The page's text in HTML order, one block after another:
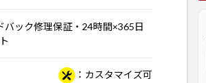
バック修理保証・24時間×365日
カスタマイズ可